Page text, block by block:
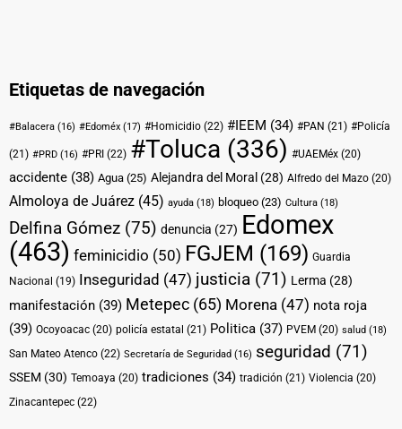
Etiquetas de navegación
#Balacera (16) #Edoméx (17) #Homicidio (22) #IEEM (34) #PAN (21) #Policía
(21) #PRD (16) #PRI (22) #Toluca (336) #UAEMéx (20)
accidente (38) Agua (25) Alejandra del Moral (28) Alfredo del Mazo (20)
Almoloya de Juárez (45) ayuda (18) bloqueo (23) Cultura (18)
Delfina Gómez (75) denuncia (27) Edomex
(463) feminicidio (50) FGJEM (169) Guardia
Nacional (19) Inseguridad (47) justicia (71) Lerma (28)
manifestación (39) Metepec (65) Morena (47) nota roja
(39) Ocoyoacac (20) policía estatal (21) Politica (37) PVEM (20) salud (18)
San Mateo Atenco (22) Secretaría de Seguridad (16) seguridad (71)
SSEM (30) Temoaya (20) tradiciones (34) tradición (21) Violencia (20)
Zinacantepec (22)